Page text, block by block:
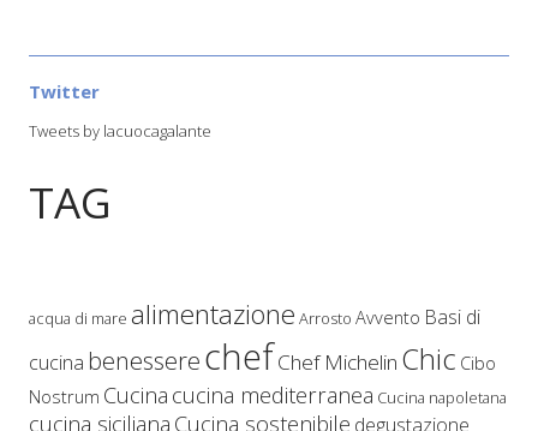
Twitter
Tweets by lacuocagalante
TAG
acqua di mare alimentazione Arrosto Avvento Basi di
cucina benesserechefChef Michelin Chic Cibo
Nostrum Cucina cucina mediterranea Cucina napoletana
cucina siciliana Cucina sostenibile degustazione